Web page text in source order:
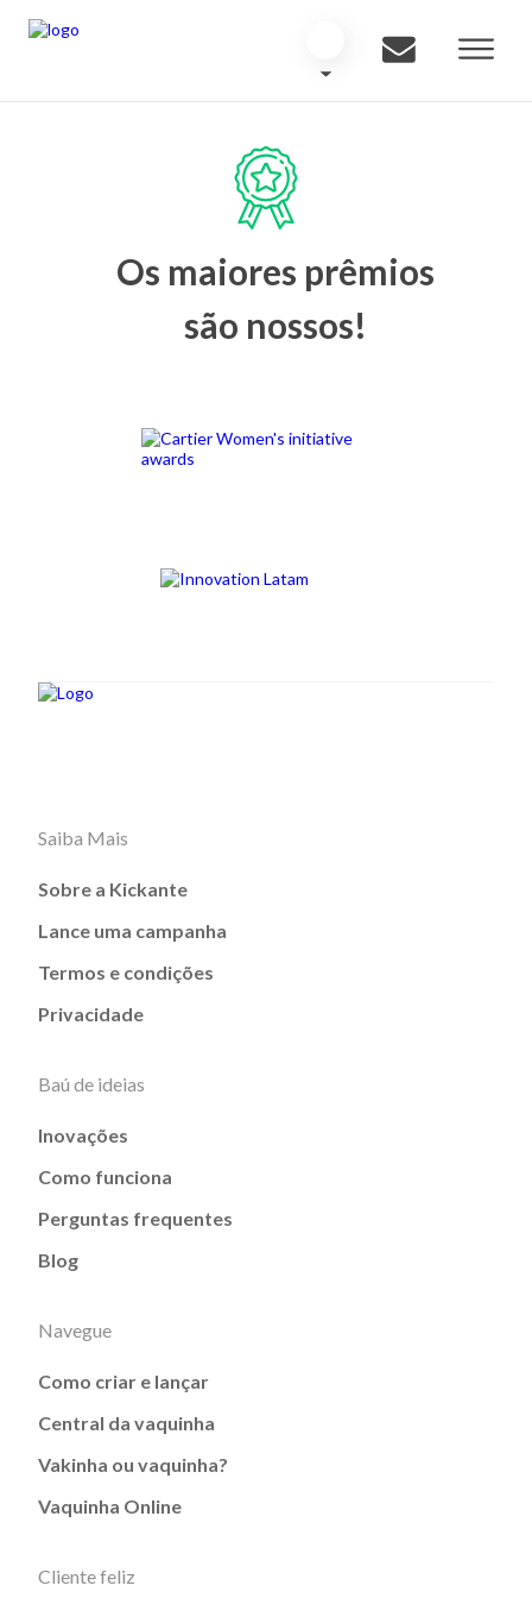
Os maiores prêmios
são nossos!
Saiba Mais
Sobre a Kickante
Lance uma campanha
Termos e condições
Privacidade
Baú de ideias
Inovações
Como funciona
Perguntas frequentes
Blog
Navegue
Como criar e lançar
Central da vaquinha
Vakinha ou vaquinha?
Vaquinha Online
Cliente feliz